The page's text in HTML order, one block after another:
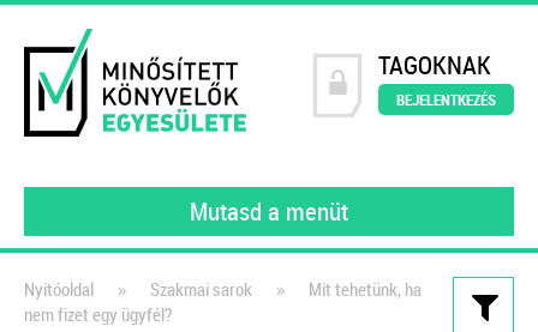
TAGOKNAK
BEJELENTKEZÉS
Mutasd a menüt
Nyitóoldal » Szakmai sarok »
Mit tehetünk, ha
nem fizet egy ügyfél?